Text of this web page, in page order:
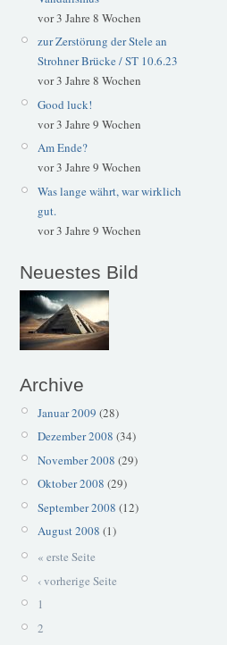
vor 3 Jahre 8 Wochen
zur Zerstörung der Stele an
Strohner Brücke / ST 10.6.23
vor 3 Jahre 8 Wochen
Good luck!
vor 3 Jahre 9 Wochen
Am Ende?
vor 3 Jahre 9 Wochen
Was lange währt, war wirklich
gut.
vor 3 Jahre 9 Wochen
Neuestes Bild
Archive
Januar 2009 (28)
Dezember 2008 (34)
November 2008 (29)
Oktober 2008 (29)
September 2008 (12)
August 2008 (1)
« erste Seite
‹ vorherige Seite
1
2